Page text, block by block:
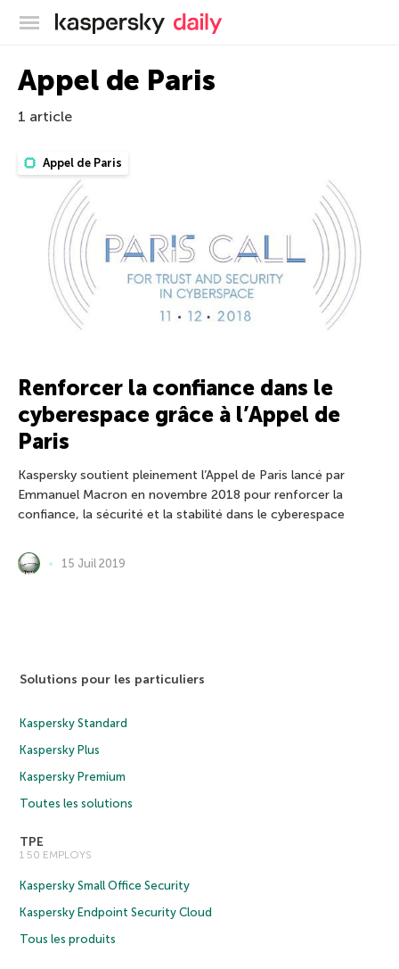
Blog officiel de Kaspersky
Appel de Paris
1 article
Appel de Paris
Renforcer la confiance dans le
cyberespace grâce à l’Appel de
Paris
Kaspersky soutient pleinement l’Appel de Paris lancé par
Emmanuel Macron en novembre 2018 pour renforcer la
confiance, la sécurité et la stabilité dans le cyberespace
15 Juil 2019
Solutions pour les particuliers
Kaspersky Standard
Kaspersky Plus
Kaspersky Premium
Toutes les solutions
TPE
1 50 EMPLOYS
Kaspersky Small Office Security
Kaspersky Endpoint Security Cloud
Tous les produits